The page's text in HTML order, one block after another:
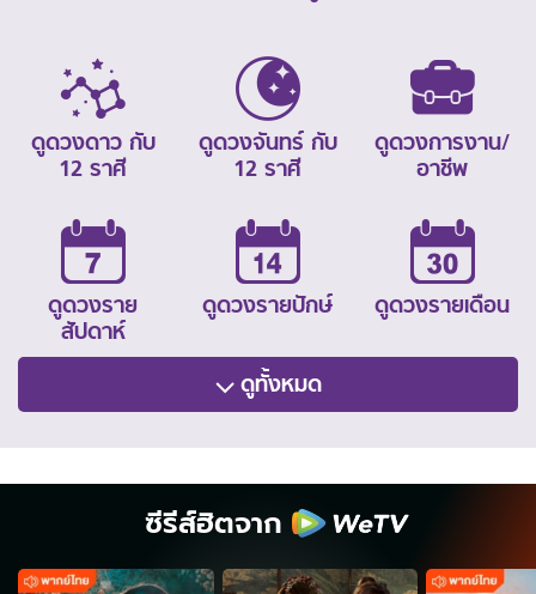
ดูดวงดาว กับ
12 ราศี
ดูดวงจันทร์ กับ
12 ราศี
ดูดวงการงาน/
อาชีพ
ดูดวงราย
สัปดาห์
ดูดวงรายปักษ์ ดูดวงรายเดือน
ดูทั้งหมด
ซีรีส์ฮิตจาก